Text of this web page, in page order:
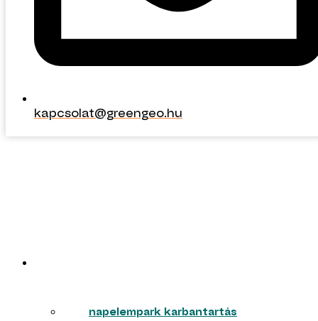
kapcsolat@greengeo.hu
napelempark karbantartás